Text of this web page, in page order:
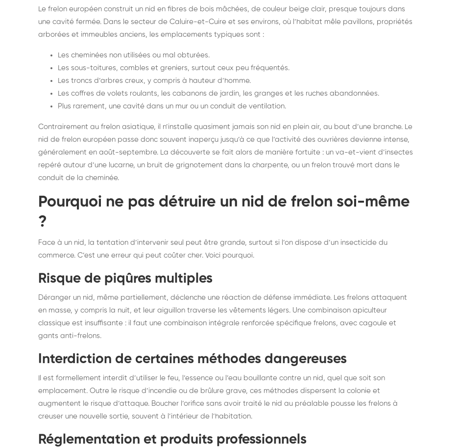
Le frelon européen construit un nid en fibres de bois mâchées, de couleur beige clair, presque toujours dans
une cavité fermée. Dans le secteur de Caluire-et-Cuire et ses environs, où l’habitat mêle pavillons, propriétés
arborées et immeubles anciens, les emplacements typiques sont :
Les cheminées non utilisées ou mal obturées.
Les sous-toitures, combles et greniers, surtout ceux peu fréquentés.
Les troncs d’arbres creux, y compris à hauteur d’homme.
Les coffres de volets roulants, les cabanons de jardin, les granges et les ruches abandonnées.
Plus rarement, une cavité dans un mur ou un conduit de ventilation.
Contrairement au frelon asiatique, il n’installe quasiment jamais son nid en plein air, au bout d’une branche. Le
nid de frelon européen passe donc souvent inaperçu jusqu’à ce que l’activité des ouvrières devienne intense,
généralement en août-septembre. La découverte se fait alors de manière fortuite : un va-et-vient d’insectes
repéré autour d’une lucarne, un bruit de grignotement dans la charpente, ou un frelon trouvé mort dans le
conduit de la cheminée.
Pourquoi ne pas détruire un nid de frelon soi-même
?
Face à un nid, la tentation d’intervenir seul peut être grande, surtout si l’on dispose d’un insecticide du
commerce. C’est une erreur qui peut coûter cher. Voici pourquoi.
Risque de piqûres multiples
Déranger un nid, même partiellement, déclenche une réaction de défense immédiate. Les frelons attaquent
en masse, y compris la nuit, et leur aiguillon traverse les vêtements légers. Une combinaison apiculteur
classique est insuffisante : il faut une combinaison intégrale renforcée spécifique frelons, avec cagoule et
gants anti-frelons.
Interdiction de certaines méthodes dangereuses
Il est formellement interdit d’utiliser le feu, l’essence ou l’eau bouillante contre un nid, quel que soit son
emplacement. Outre le risque d’incendie ou de brûlure grave, ces méthodes dispersent la colonie et
augmentent le risque d’attaque. Boucher l’orifice sans avoir traité le nid au préalable pousse les frelons à
creuser une nouvelle sortie, souvent à l’intérieur de l’habitation.
Réglementation et produits professionnels